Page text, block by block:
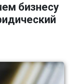
бизнесу